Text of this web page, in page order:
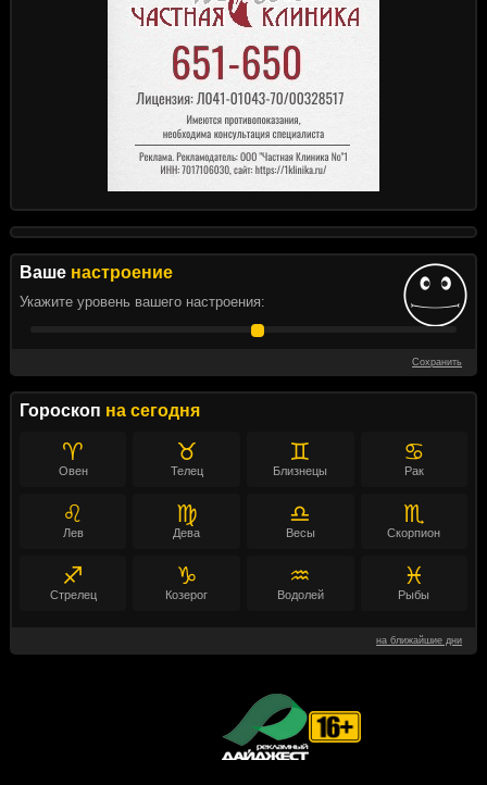
Ваше настроение
Укажите уровень вашего настроения:
Сохранить
Гороскоп на сегодня
♈
Овен
♉
Телец
♊
Близнецы
♋
Рак
♌
Лев
♍
Дева
♎
Весы
♏
Скорпион
♐
Стрелец
♑
Козерог
♒
Водолей
♓
Рыбы
на ближайшие дни